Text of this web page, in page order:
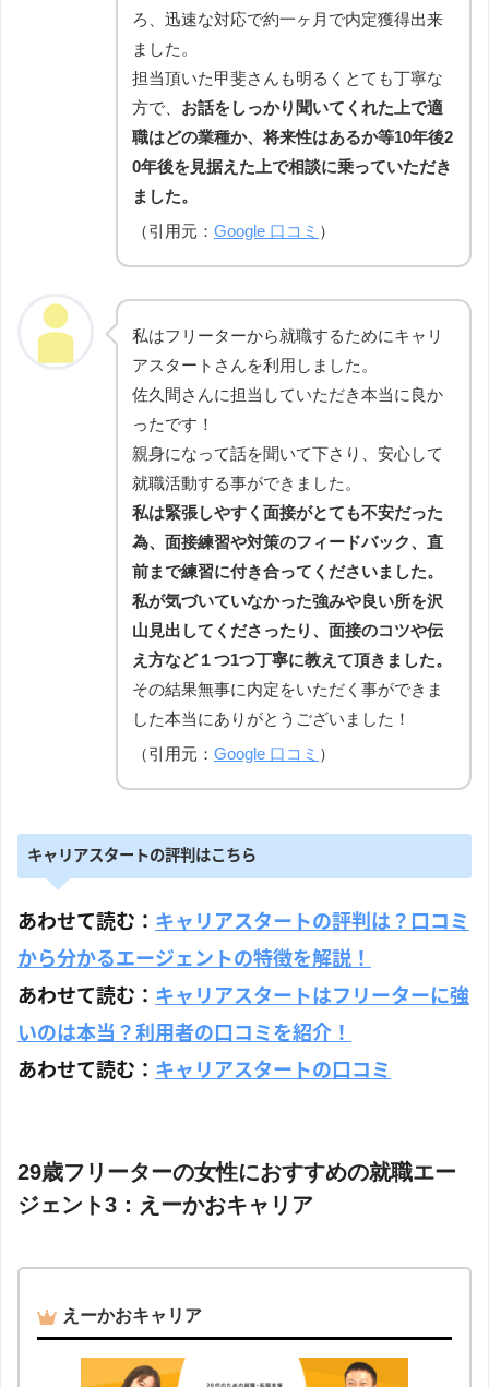
ろ、迅速な対応で約一ヶ月で内定獲得出来
ました。
担当頂いた甲斐さんも明るくとても丁寧な
方で、 お話をしっかり聞いてくれた上で適
職はどの業種か、将来性はあるか等10年後2
0年後を見据えた上で相談に乗っていただき
ました。
（引用元： Google 口コミ ）
私はフリーターから就職するためにキャリ
アスタートさんを利用しました。
佐久間さんに担当していただき本当に良か
ったです！
親身になって話を聞いて下さり、安心して
就職活動する事ができました。
私は緊張しやすく面接がとても不安だった
為、面接練習や対策のフィードバック、直
前まで練習に付き合ってくださいました。
私が気づいていなかった強みや良い所を沢
山見出してくださったり、面接のコツや伝
え方など１つ1つ丁寧に教えて頂きました。
その結果無事に内定をいただく事ができま
した本当にありがとうございました！
（引用元： Google 口コミ ）
キャリアスタートの評判はこちら
あわせて読む： キャリアスタートの評判は？口コミ
から分かるエージェントの特徴を解説！
あわせて読む： キャリアスタートはフリーターに強
いのは本当？利用者の口コミを紹介！
あわせて読む： キャリアスタートの口コミ
29歳フリーターの女性におすすめの就職エー
ジェント3：えーかおキャリア
えーかおキャリア